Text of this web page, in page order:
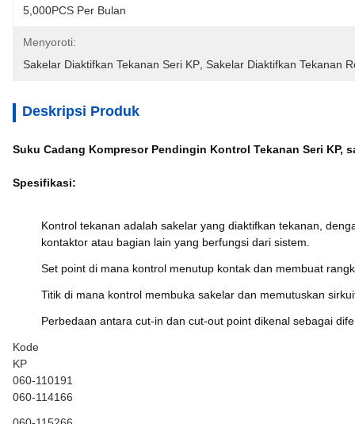
5,000PCS Per Bulan
Menyoroti:
Sakelar Diaktifkan Tekanan Seri KP Sakelar Diaktifkan Tekanan
Deskripsi Produk
Suku Cadang Kompresor Pendingin Kontrol Tekanan Seri KP,
Spesifikasi:
Kontrol tekanan adalah sakelar yang diaktifkan tekanan,
kontaktor atau bagian lain yang berfungsi dari sistem.
Set point di mana kontrol menutup kontak dan membuat
Titik di mana kontrol membuka sakelar dan memutuskan
Perbedaan antara cut-in dan cut-out point dikenal sebagai
Kode
KP
060-110191
060-114166